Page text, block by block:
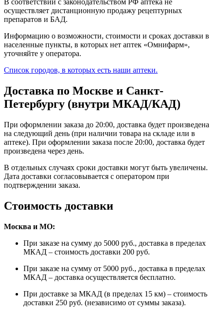
В соответствии с законодательством РФ аптека не
осуществляет дистанционную продажу рецептурных
препаратов и БАД.
Информацию о возможности, стоимости и сроках доставки в
населенные пункты, в которых нет аптек «Омнифарм»,
уточняйте у оператора.
Список городов, в которых есть наши аптеки.
Доставка по Москве и Санкт-
Петербургу (внутри МКАД/КАД)
При оформлении заказа до 20:00, доставка будет произведена
на следующий день (при наличии товара на складе или в
аптеке). При оформлении заказа после 20:00, доставка будет
произведена через день.
В отдельных случаях сроки доставки могут быть увеличены.
Дата доставки согласовывается с оператором при
подтверждении заказа.
Стоимость доставки
Москва и МО:
При заказе на сумму до 5000 руб., доставка в пределах
МКАД – стоимость доставки 200 руб.
При заказе на сумму от 5000 руб., доставка в пределах
МКАД – доставка осуществляется бесплатно.
При доставке за МКАД (в пределах 15 км) – стоимость
доставки 250 руб. (независимо от суммы заказа).